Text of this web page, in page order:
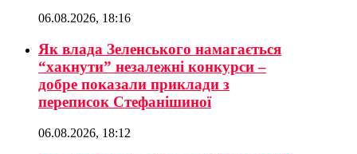
06.08.2026, 18:16
Як влада Зеленського намагається
“хакнути” незалежні конкурси –
добре показали приклади з
переписок Стефанішиної
06.08.2026, 18:12